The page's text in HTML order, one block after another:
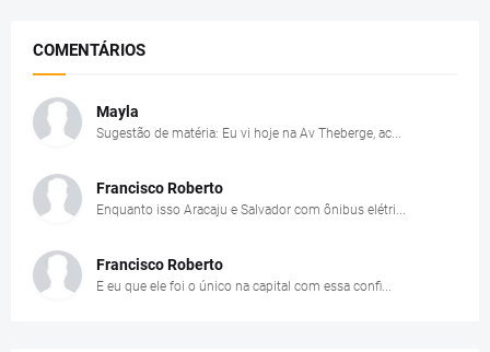
COMENTÁRIOS
Mayla
Sugestão de matéria: Eu vi hoje na Av Theberge, ac...
Francisco Roberto
Enquanto isso Aracaju e Salvador com ônibus elétri...
Francisco Roberto
E eu que ele foi o único na capital com essa confi...